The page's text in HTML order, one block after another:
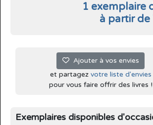
1 exemplaire
à partir de
Ajouter à vos envies
et partagez votre liste d'envies
pour vous faire offrir des livres !
Exemplaires disponibles